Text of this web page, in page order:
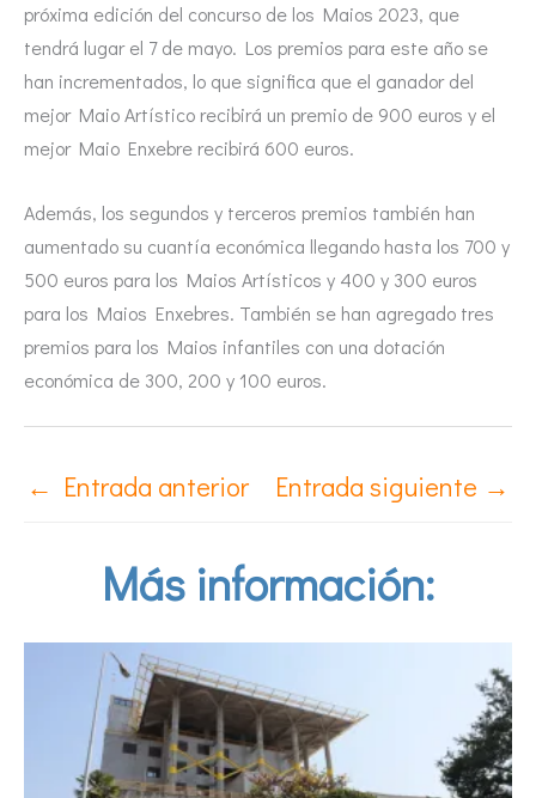
próxima edición del concurso de los Maios 2023, que
tendrá lugar el 7 de mayo. Los premios para este año se
han incrementados, lo que significa que el ganador del
mejor Maio Artístico recibirá un premio de 900 euros y el
mejor Maio Enxebre recibirá 600 euros.
Además, los segundos y terceros premios también han
aumentado su cuantía económica llegando hasta los 700 y
500 euros para los Maios Artísticos y 400 y 300 euros
para los Maios Enxebres. También se han agregado tres
premios para los Maios infantiles con una dotación
económica de 300, 200 y 100 euros.
← Entrada anterior Entrada siguiente →
Más información: